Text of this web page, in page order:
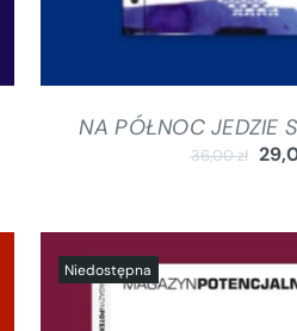
NA PÓŁNOC JEDZIE
36,00zł